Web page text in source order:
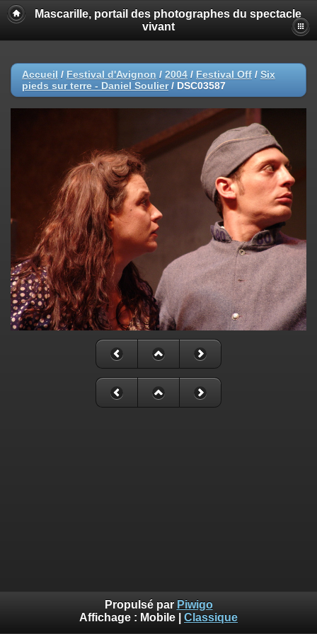
Mascarille, portail des photographes du spectacle
vivant
Accueil / Festival d'Avignon / 2004 / Festival Off / Six
pieds sur terre - Daniel Soulier/ DSC03587
Propulsé par Piwigo
Affichage : Mobile Classique